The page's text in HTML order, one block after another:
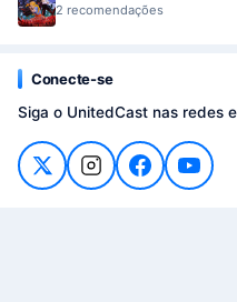
2 recomendações
Conecte-se
Siga o UnitedCast nas redes